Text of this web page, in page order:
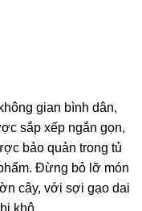
gian bình dân,
sắp xếp ngắn gọn,
bảo quản trong tủ
Đừng bỏ lỡ món
cây, với sợi gạo dai